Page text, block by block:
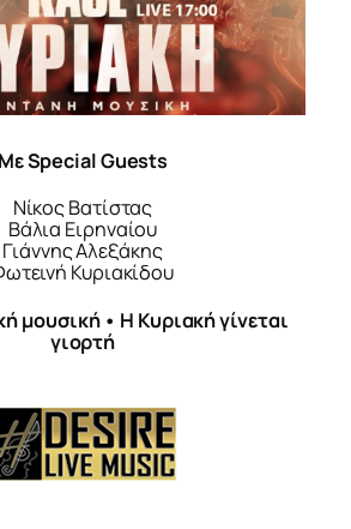
ΜεSpecial Guests
Νίκος Βατίστας
Βάλια Ειρηναίου
Γιάννης Αλεξάκης
Κυριακίδου
μουσική • Η Κυριακή γίνεται
γιορτή